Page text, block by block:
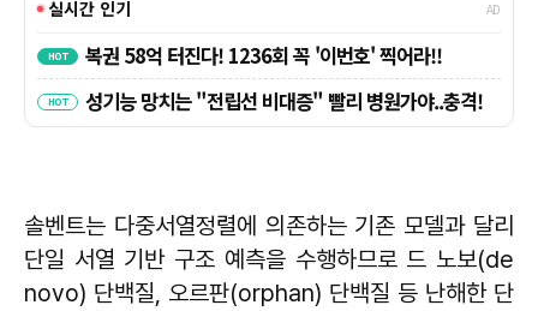
솔벤트는 다중서열정렬에 의존하는 기존 모델과 달리
단일 서열 기반 구조 예측을 수행하므로 드 노보(de
novo) 단백질, 오르판(orphan) 단백질 등 난해한 단